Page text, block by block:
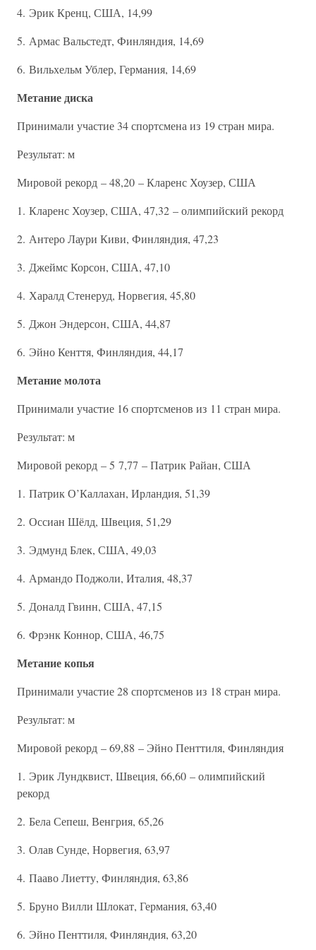
4. Эрик Кренц, США, 14,99
5. Армас Вальстедт, Финляндия, 14,69
6. Вильхельм Ублер, Германия, 14,69
Метание диска
Принимали участие 34 спортсмена из 19 стран мира.
Результат: м
Мировой рекорд – 48,20 – Кларенс Хоузер, США
1. Кларенс Хоузер, США, 47,32 – олимпийский рекорд
2. Антеро Лаури Киви, Финляндия, 47,23
3. Джеймс Корсон, США, 47,10
4. Харалд Стенеруд, Норвегия, 45,80
5. Джон Эндерсон, США, 44,87
6. Эйно Кенття, Финляндия, 44,17
Метание молота
Принимали участие 16 спортсменов из 11 стран мира.
Результат: м
Мировой рекорд – 5 7,77 – Патрик Райан, США
1. Патрик О’Каллахан, Ирландия, 51,39
2. Оссиан Шёлд, Швеция, 51,29
3. Эдмунд Блек, США, 49,03
4. Армандо Поджоли, Италия, 48,37
5. Доналд Гвинн, США, 47,15
6. Фрэнк Коннор, США, 46,75
Метание копья
Принимали участие 28 спортсменов из 18 стран мира.
Результат: м
Мировой рекорд – 69,88 – Эйно Пенттиля, Финляндия
1. Эрик Лундквист, Швеция, 66,60 – олимпийский
рекорд
2. Бела Сепеш, Венгрия, 65,26
3. Олав Сунде, Норвегия, 63,97
4. Пааво Лиетту, Финляндия, 63,86
5. Бруно Вилли Шлокат, Германия, 63,40
6. Эйно Пенттиля, Финляндия, 63,20